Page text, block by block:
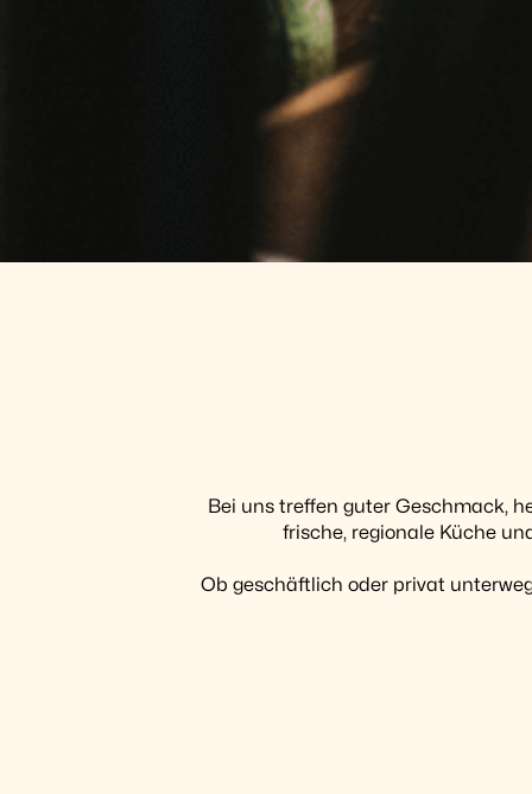
Bei uns treffen guter Geschmack,
frische, regionale Küche
Ob geschäftlich oder privat